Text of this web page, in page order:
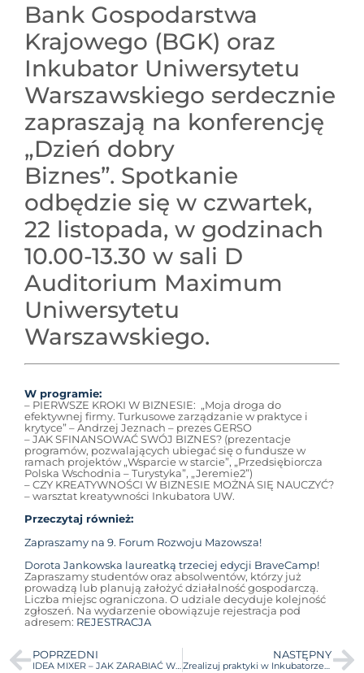
Bank Gospodarstwa
Krajowego (BGK) oraz
Inkubator Uniwersytetu
Warszawskiego serdecznie
zapraszają na konferencję
„Dzień dobry
Biznes”. Spotkanie
odbędzie się w czwartek,
22 listopada, w godzinach
10.00-13.30 w sali D
Auditorium Maximum
Uniwersytetu
Warszawskiego.
W programie:
– PIERWSZE KROKI W BIZNESIE: „Moja droga do
efektywnej firmy. Turkusowe zarządzanie w praktyce i
krytyce” – Andrzej Jeznach – prezes GERSO
– JAK SFINANSOWAĆ SWÓJ BIZNES? (prezentacje
programów, pozwalających ubiegać się o fundusze w
ramach projektów „Wsparcie w starcie”, „Przedsiębiorcza
Polska Wschodnia – Turystyka”, „Jeremie2”)
– CZY KREATYWNOŚCI W BIZNESIE MOŻNA SIĘ NAUCZYĆ?
– warsztat kreatywności Inkubatora UW.
Przeczytaj również:
Zapraszamy na 9. Forum Rozwoju Mazowsza!
Dorota Jankowska laureatką trzeciej edycji BraveCamp!
Zapraszamy studentów oraz absolwentów, którzy już
prowadzą lub planują założyć działalność gospodarczą.
Liczba miejsc ograniczona. O udziale decyduje kolejność
zgłoszeń. Na wydarzenie obowiązuje rejestracja pod
adresem: REJESTRACJA
POPRZEDNI
IDEA MIXER – JAK ZARABIAĆ W SIECI?
NASTĘPNY
Zrealizuj praktyki w Inkubatorze UW!